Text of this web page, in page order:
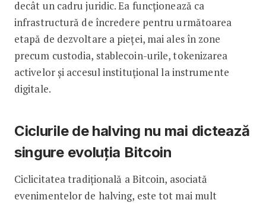
decât un cadru juridic. Ea funcționează ca
infrastructură de încredere pentru următoarea
etapă de dezvoltare a pieței, mai ales în zone
precum custodia, stablecoin-urile, tokenizarea
activelor și accesul instituțional la instrumente
digitale.
Ciclurile de halving nu mai dictează
singure evoluția Bitcoin
Ciclicitatea tradițională a Bitcoin, asociată
evenimentelor de halving, este tot mai mult